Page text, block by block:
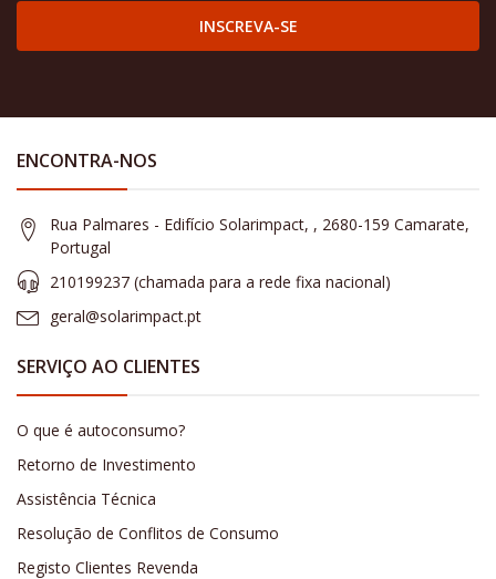
INSCREVA-SE
ENCONTRA-NOS
Rua Palmares - Edifício Solarimpact, , 2680-159 Camarate,
Portugal
210199237 (​chamada para a rede fixa nacional)
geral@solarimpact.pt
SERVIÇO AO CLIENTES
O que é autoconsumo?
Retorno de Investimento
Assistência Técnica
Resolução de Conflitos de Consumo
Registo Clientes Revenda